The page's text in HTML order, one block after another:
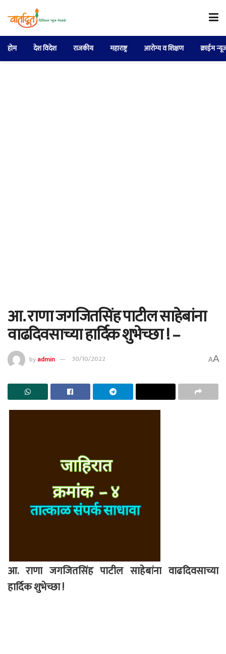
होम देश विदेश राजकीय महाराष्ट्र आरोग्य व शिक्षण क्राईम
आ. राणा जगजितसिंह पाटील साहेबांना
वाढदिवसाच्या हार्दिक शुभेच्छा ! –
byadmin 30/10/2022 AA
आ. राणा जगजितसिंह पाटील साहेबांना वाढदिवसाच्या
हार्दिक शुभेच्छा !